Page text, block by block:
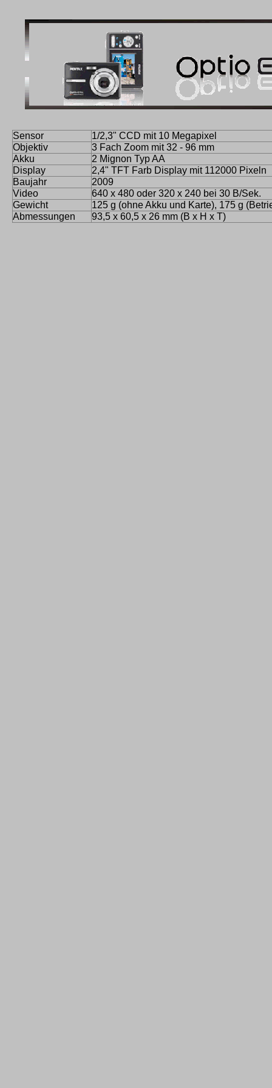
Sensor
1/2,3" CCD mit 10 Megapixel
Objektiv
3 Fach Zoom mit 32 - 96 mm
Akku
2 Mignon Typ AA
Display
2,4" TFT Farb Display mit 112000 Pixeln
Baujahr
2009
Video
640 x 480 oder 320 x 240 bei 30 B/Sek.
Gewicht
125 g (ohne Akku und Karte), 175 g
Abmessungen
93,5 x 60,5 x 26 mm (B x H x T)